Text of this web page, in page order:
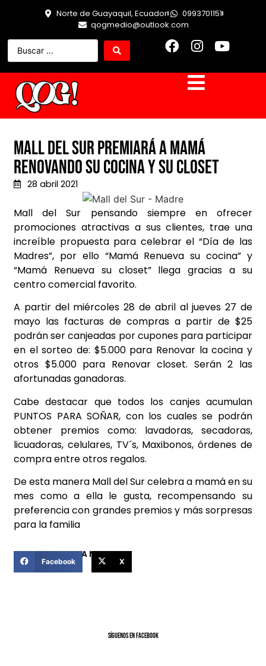
Norte de Guayaquil, Ecuador
0993701151
qogmedio@outlook.com
Mall del Sur premiará a mamá
renovando su cocina y su closet
28 abril 2021
Mall del Sur pensando siempre en ofrecer
promociones atractivas a sus clientes, trae una
increíble propuesta para celebrar el “Día de las
Madres”, por ello “Mamá Renueva su cocina” y
“Mamá Renueva su closet” llega gracias a su
centro comercial favorito.
A partir del miércoles 28 de abril al jueves 27 de
mayo las facturas de compras a partir de $25
podrán ser canjeadas por cupones para participar
en el sorteo de: $5.000 para Renovar la cocina y
otros $5.000 para Renovar closet. Serán 2 las
afortunadas ganadoras.
Cabe destacar que todos los canjes acumulan
PUNTOS PARA SOÑAR, con los cuales se podrán
obtener premios como: lavadoras, secadoras,
licuadoras, celulares, TV´s, Maxibonos, órdenes de
compra entre otros regalos.
De esta manera Mall del Sur celebra a mamá en su
mes como a ella le gusta, recompensando su
preferencia con grandes premios y más sorpresas
para la familia
COMPARTIR ESTA NOTICIA
Facebook X
SíGUENOS EN FACEBOOK